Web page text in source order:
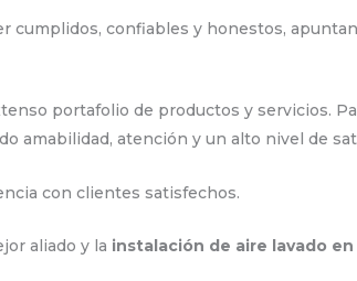
cumplidos, confiables y honestos,
portafolio de productos y servicios.
amabilidad, atención y un alto nivel de
con clientes satisfechos.
aliado y la instalación de aire lavado